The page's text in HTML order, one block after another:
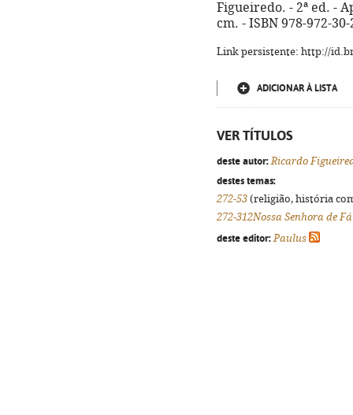
Figueiredo. - 2ª ed. -
cm. - ISBN 978-972-
Link persistente: http://
ADICIONAR À LISTA
VER TÍTULOS
deste autor: Ricardo
destes temas:
272-53 (religião, história
272-312Nossa Senhora de
deste editor: Paulus